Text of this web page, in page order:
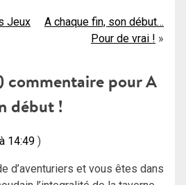
Jeux
A chaque fin, son début…
Pour de vrai !
commentaire pourA
début !
14:49
d’aventuriers et vous êtes dans